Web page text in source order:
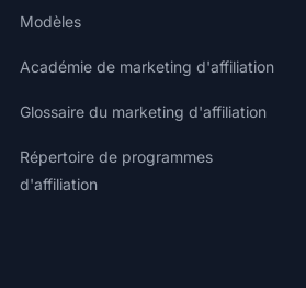
Modèles
Académie de marketing d'affiliation
Glossaire du marketing d'affiliation
Répertoire de programmes
d'affiliation